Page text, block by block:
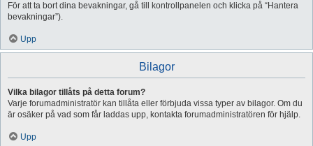
För att ta bort dina bevakningar, gå till kontrollpanelen och klicka på “Hantera
bevakningar”).
Upp
Bilagor
Vilka bilagor tillåts på detta forum?
Varje forumadministratör kan tillåta eller förbjuda vissa typer av bilagor. Om du
är osäker på vad som får laddas upp, kontakta forumadministratören för hjälp.
Upp